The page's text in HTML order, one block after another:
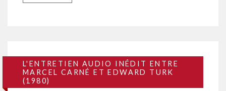
L'ENTRETIEN AUDIO INÉDIT ENTRE
MARCEL CARNÉ ET EDWARD TURK
(1980)